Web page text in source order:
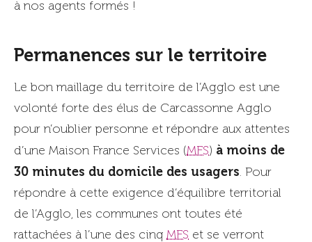
à nos agents formés !
Permanences sur le territoire
Le bon maillage du territoire de l’Agglo est une
volonté forte des élus de Carcassonne Agglo
pour n’oublier personne et répondre aux attentes
d’une Maison France Services (MFS) à moins de
30 minutes du domicile des usagers. Pour
répondre à cette exigence d’équilibre territorial
de l’Agglo, les communes ont toutes été
rattachées à l’une des cinq MFS et se verront